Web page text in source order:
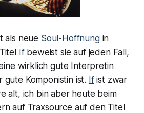
als neue Soul-Hoffnungin
Ifbeweist sie auf jeden Fall,
wirklich gute Interpretin
gute Komponistin ist. Ifist zwar
alt, ich bin aber heute beim
auf Traxsource auf den Titel